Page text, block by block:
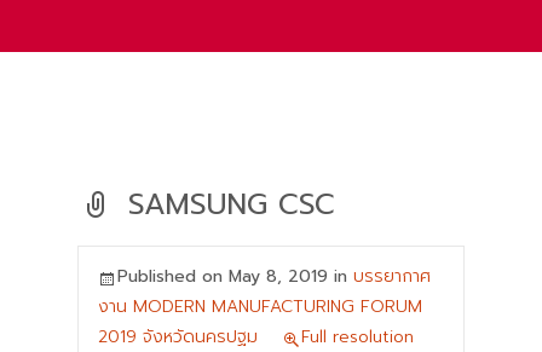
SAMSUNG CSC
Published on May 8, 2019 in บรรยากาศ
งาน MODERN MANUFACTURING FORUM
2019 จังหวัดนครปฐม
Full resolution